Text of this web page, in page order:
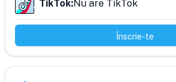
TikTok:Nu are TikTok
Înscrie-te